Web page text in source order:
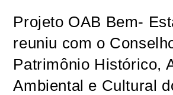
Projeto OAB Bem-
reuniu com o
Patrimônio Histórico,
Ambiental e Cultural